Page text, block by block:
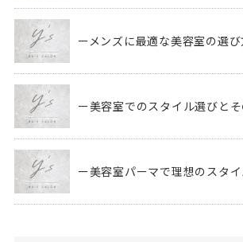
ーメンズに最適な美容室の選
ー美容室でのスタイル選びと
ー美容室パーマで理想のスタ